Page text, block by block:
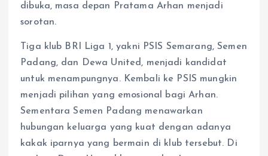
dibuka, masa depan Pratama Arhan menjadi
sorotan. ​
Tiga klub BRI Liga 1, yakni PSIS Semarang, Semen
Padang, dan Dewa United, menjadi kandidat
untuk menampungnya. Kembali ke PSIS mungkin
menjadi pilihan yang emosional bagi Arhan.
Sementara Semen Padang menawarkan
hubungan keluarga yang kuat dengan adanya
kakak iparnya yang bermain di klub tersebut. Di